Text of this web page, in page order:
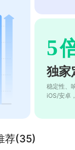
5
独家
稳定性、
iOS/安卓
荐(35)